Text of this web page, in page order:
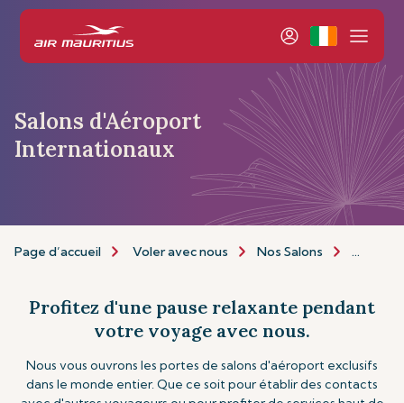
Salons d'Aéroport
Internationaux
Page d’accueil Voler avec nous Nos Salons Autres
Profitez d'une pause relaxante pendant
votre voyage avec nous.
Nous vous ouvrons les portes de salons d'aéroport exclusifs
dans le monde entier. Que ce soit pour établir des contacts